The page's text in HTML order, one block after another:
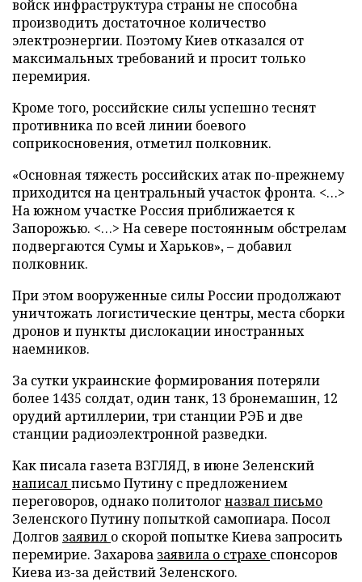
войск инфраструктура страны не способна
производить достаточное количество
электроэнергии. Поэтому Киев отказался от
максимальных требований и просит только
перемирия.
Кроме того, российские силы успешно теснят
противника по всей линии боевого
соприкосновения, отметил полковник.
«Основная тяжесть российских атак по-прежнему
приходится на центральный участок фронта. <…>
На южном участке Россия приближается к
Запорожью. <…> На севере постоянным обстрелам
подвергаются Сумы и Харьков», – добавил
полковник.
При этом вооруженные силы России продолжают
уничтожать логистические центры, места сборки
дронов и пункты дислокации иностранных
наемников.
За сутки украинские формирования потеряли
более 1435 солдат, один танк, 13 бронемашин, 12
орудий артиллерии, три станции РЭБ и две
станции радиоэлектронной разведки.
Как писала газета ВЗГЛЯД, в июне Зеленский
написалписьмо Путину с предложением
переговоров, однако политолог назвал письмо
Зеленского Путину попыткой самопиара. Посол
Долгов заявил о скорой попытке Киева запросить
перемирие. Захарова заявила о страхе спонсоров
Киева из-за действий Зеленского.